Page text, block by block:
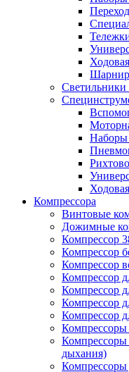
Наборы
Компрессора
Винтовые
Дожимные
Компрессор
Компрессор
Компрессор
Компрессор
Компрессор
Компрессор
Компрессор
Компрессоры
Компрессоры
дыхания)